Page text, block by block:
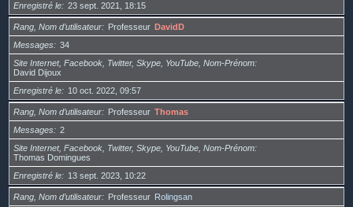
Enregistré le
23 sept. 2021, 18:15
Rang, Nom d’utilisateur Professeur DavidD
Messages
34
Site Internet, Facebook, Twitter, Skype, YouTube, Nom-Prénom
David Dijoux
Enregistré le
10 oct. 2022, 09:57
Rang, Nom d’utilisateur Professeur Thomas
Messages
2
Site Internet, Facebook, Twitter, Skype, YouTube, Nom-Prénom
Thomas Domingues
Enregistré le
13 sept. 2023, 10:22
Rang, Nom d’utilisateur Professeur Rolingsan